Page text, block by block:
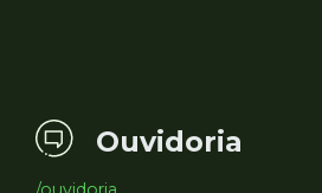
Ouvidoria